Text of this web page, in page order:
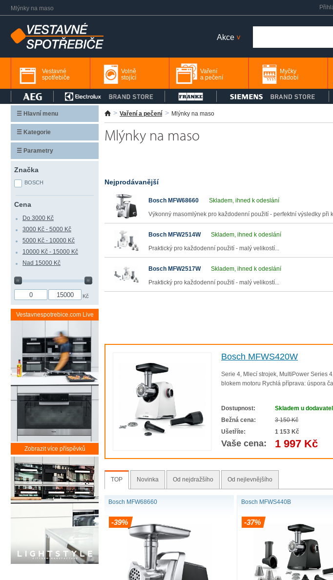
Mlýnky na maso
Akce>
Vestavné
spotřebiče
Volně
stojící
Vaření
a pečení
Myčky
nádobí
Vaření a pečení Mlýnky na maso
Mlýnky na maso
Nejprodávanější
Bosch MFW68660 Skladem, ihned k odeslání
Výkonný masomlýnek pro každodenní použití - perfektní výsledky při
Bosch MFW2514W Skladem, ihned k odeslání
Praktický pro každodenní použití - malý velikostí...
Bosch MFW2517W Skladem, ihned k odeslání
Praktický pro každodenní použití - malý velikostí...
Bosch MFWS420W
Serie 4, Mlecí strojek, MultiPower Series
blokem motoru Rychlá příprava: úspora
Dostupnost:
Skladem u
Bežná cena:
3 150 Kč
Ušetříte:
1 153 Kč
Vaše cena: 1 997 Kč
TOP Novinka Od nejdražšího Od nejlevnějšího
Bosch MFW68660
-39%
Bosch MFWS440B
-37%
☰ Hlavní menu
☰ Kategorie
☰ Parametry
Značka
BOSCH
Cena
Do 3000 Kč
3000 Kč - 5000 Kč
5000 Kč - 10000 Kč
10000 Kč - 15000 Kč
Nad 15000 Kč
Kč
Vestavnespotrebice.com Live
Zobrazit více příspěvků